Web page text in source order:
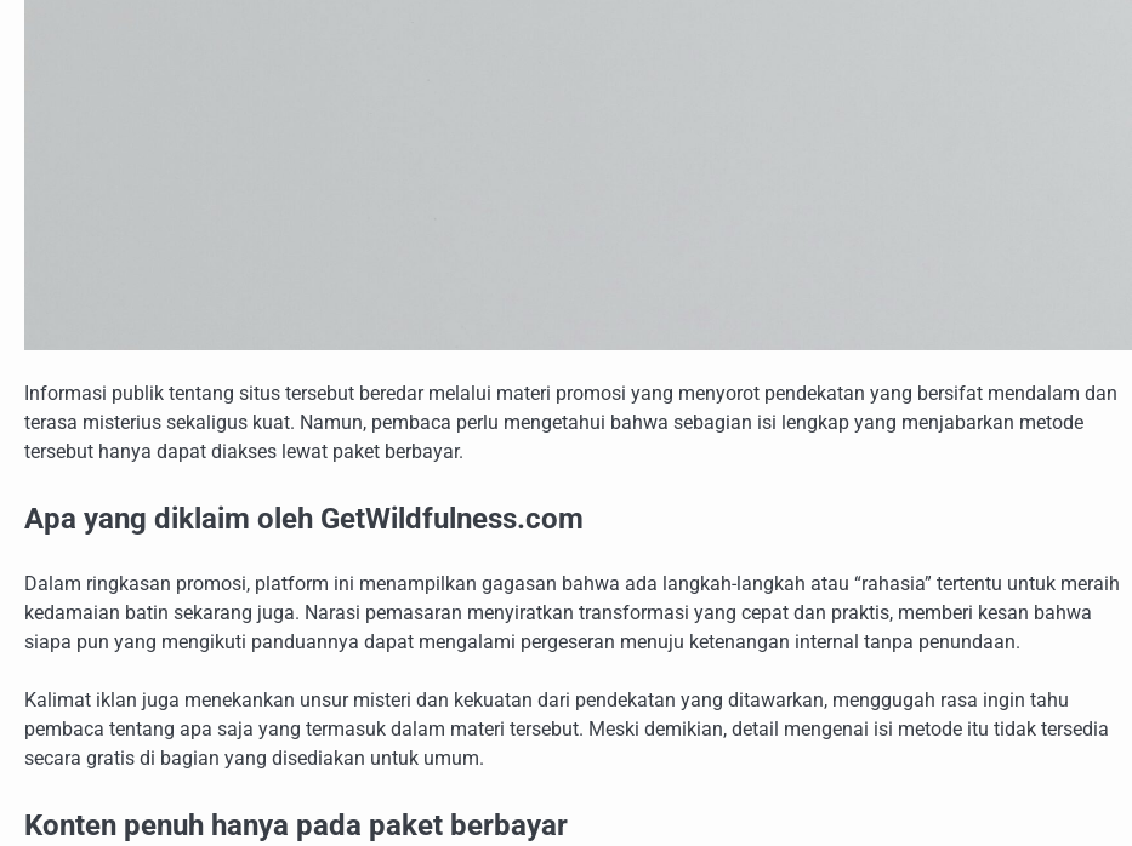
Informasi publik tentang situs tersebut beredar melalui materi promosi yang menyorot pendekatan yang bersifat mendalam dan
terasa misterius sekaligus kuat. Namun, pembaca perlu mengetahui bahwa sebagian isi lengkap yang menjabarkan metode
tersebut hanya dapat diakses lewat paket berbayar.
Apa yang diklaim oleh GetWildfulness.com
Dalam ringkasan promosi, platform ini menampilkan gagasan bahwa ada langkah-langkah atau “rahasia” tertentu untuk meraih
kedamaian batin sekarang juga. Narasi pemasaran menyiratkan transformasi yang cepat dan praktis, memberi kesan bahwa
siapa pun yang mengikuti panduannya dapat mengalami pergeseran menuju ketenangan internal tanpa penundaan.
Kalimat iklan juga menekankan unsur misteri dan kekuatan dari pendekatan yang ditawarkan, menggugah rasa ingin tahu
pembaca tentang apa saja yang termasuk dalam materi tersebut. Meski demikian, detail mengenai isi metode itu tidak tersedia
secara gratis di bagian yang disediakan untuk umum.
Konten penuh hanya pada paket berbayar